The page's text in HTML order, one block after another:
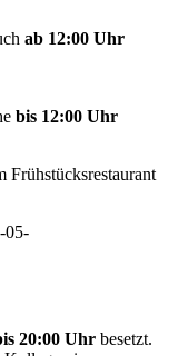
ab 12:00 Uhr
bis 12:00 Uhr
Frühstücksrestaurant
05-
20:00 Uhr besetzt.